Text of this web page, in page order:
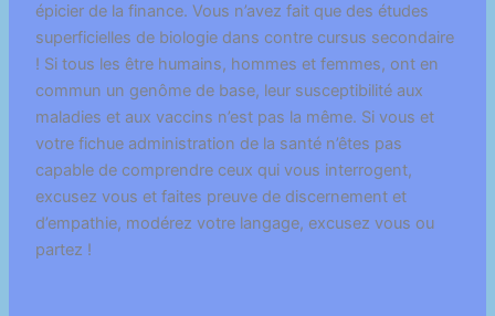
épicier de la finance. Vous n’avez fait que des études
superficielles de biologie dans contre cursus secondaire
! Si tous les être humains, hommes et femmes, ont en
commun un genôme de base, leur susceptibilité aux
maladies et aux vaccins n’est pas la même. Si vous et
votre fichue administration de la santé n’êtes pas
capable de comprendre ceux qui vous interrogent,
excusez vous et faites preuve de discernement et
d’empathie, modérez votre langage, excusez vous ou
partez !